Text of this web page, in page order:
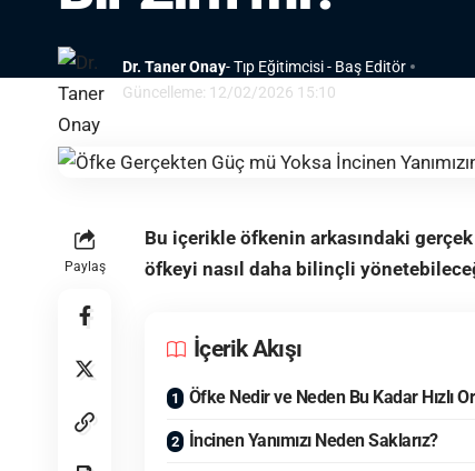
Güncelleme: 12/02/2026 15:10
Dr. Taner Onay- Tıp Eğitimcisi - Baş Editör
Paylaş
Bu içerikle öfkenin arkasındaki
öfkeyi nasıl daha bilinçli
İçerik Akışı
Öfke Nedir ve Neden Bu Kadar Hızlı
İncinen Yanımızı Neden Saklarız?